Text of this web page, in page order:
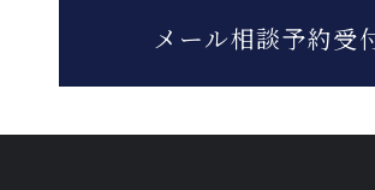
メール相談予約受